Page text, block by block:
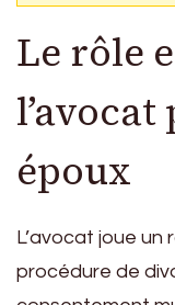
Le rôle
époux
L’avocat joue
procédure de